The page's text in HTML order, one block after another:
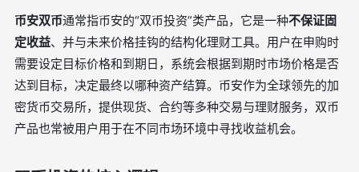
币安双币通常指币安的“双币投资”类产品，它是一种不保证固
定收益、并与未来价格挂钩的结构化理财工具。用户在申购时
需要设定目标价格和到期日，系统会根据到期时市场价格是否
达到目标，决定最终以哪种资产结算。币安作为全球领先的加
密货币交易所，提供现货、合约等多种交易与理财服务，双币
产品也常被用户用于在不同市场环境中寻找收益机会。